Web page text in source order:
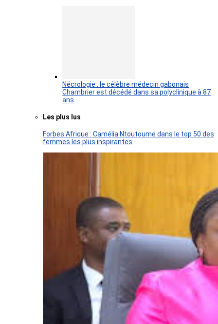
Nécrologie : le célèbre médecin gabonais
Chambrier est décédé dans sa polyclinique à 87
ans
Les plus lus
Forbes Afrique : Camélia Ntoutoume dans le top 50 des
femmes les plus inspirantes